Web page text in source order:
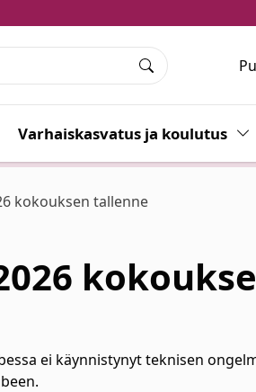
Haku
alasvetovalikkoa
Varhaiskasvatus ja koulutus
kokouksen tallenne
ei käynnistynyt teknisen